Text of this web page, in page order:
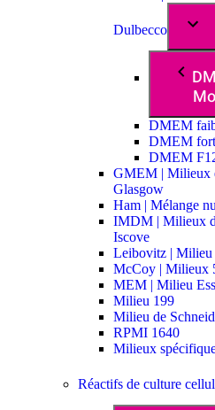
Dulbecco
DMEM
DMEM
DMEM
GMEM | Milieux
Glasgow
Ham | Mélange
IMDM | Milieux
Iscove
Leibovitz |
McCoy | Milieux
MEM | Milieu
Milieu 199
Milieu de
RPMI 1640
Milieux
Réactifs de culture